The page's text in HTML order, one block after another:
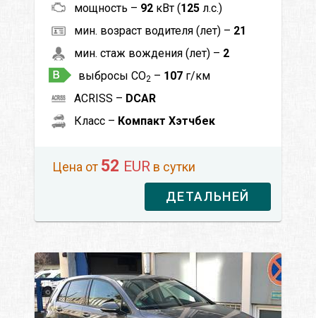
мощность – 92 кВт (125 л.с.)
мин. возраст водителя (лет) – 21
мин. стаж вождения (лет) – 2
выбросы CO2 – 107 г/км
ACRISS – DCAR
Класс – Компакт Хэтчбек
Цена от 52 EUR в сутки
ДЕТАЛЬНЕЙ